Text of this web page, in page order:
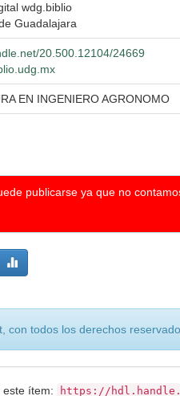
wdg.biblio
Guadalajara
20.500.12104/24669
EN INGENIERO AGRONOMO
publicarse ya que no
todos los derechos
este ítem: https://